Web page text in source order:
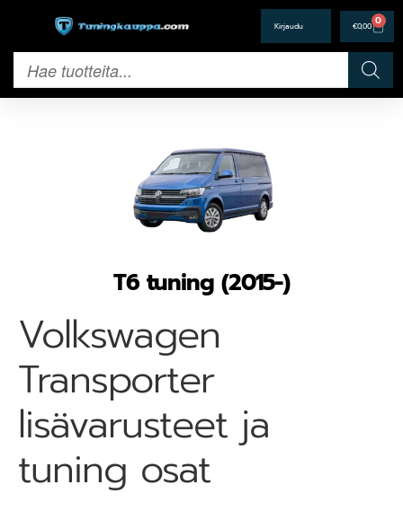
€0,00 0
T6 tuning (2015-)
Volkswagen
Transporter
lisävarusteet ja
tuning osat